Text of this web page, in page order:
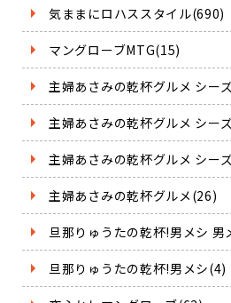
気ままにロハススタイル(690)
マングローブMTG(15)
主婦あさみの乾杯グルメ シー
主婦あさみの乾杯グルメ シー
主婦あさみの乾杯グルメ シー
主婦あさみの乾杯グルメ(26)
旦那りゅうたの乾杯!男メシ
旦那りゅうたの乾杯!男メシ(4)